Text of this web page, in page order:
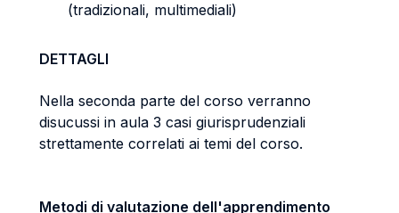
(tradizionali, multimediali)
DETTAGLI
Nella seconda parte del corso verranno
disucussi in aula 3 casi giurisprudenziali
strettamente correlati ai temi del corso.
Metodi di valutazione dell'apprendimento